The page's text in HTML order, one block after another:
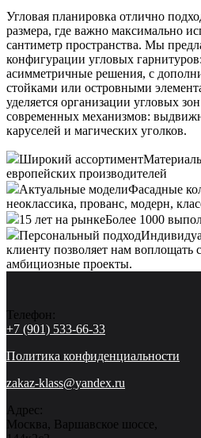
Угловая планировка отлично
размера, где важно максимально
сантиметр пространства. Мы
конфигурации угловых
асимметричные решения, с
стойками или островными
уделяется организации угловых
современных механизмов:
каруселей и магических уголков.
Широкий ассортимент
европейских производителей
Актуальные моделиФасадные
неоклассика, прованс, модерн,
15 лет на рынкеБолее 1000
Персональный подход
клиенту позволяет нам воплощать
амбициозные проекты.
Телефон:
+7 (901) 533-66-33
Политика конфиденциальности
zakaz-klass@yandex.ru
Адрес:
Москва, Варшавское шоссе,